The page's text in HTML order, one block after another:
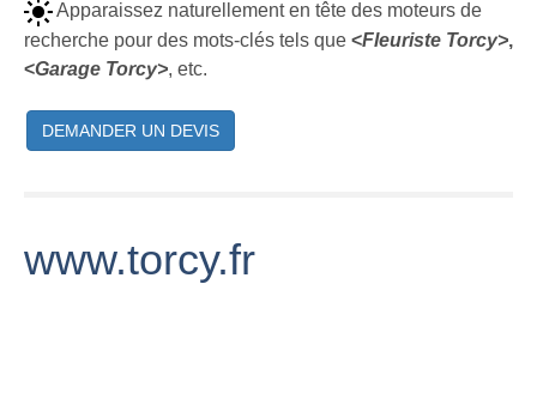
Apparaissez naturellement en tête des moteurs de
recherche pour des mots-clés tels que <Fleuriste Torcy>,
<Garage Torcy>, etc.
DEMANDER UN DEVIS
www.torcy.fr